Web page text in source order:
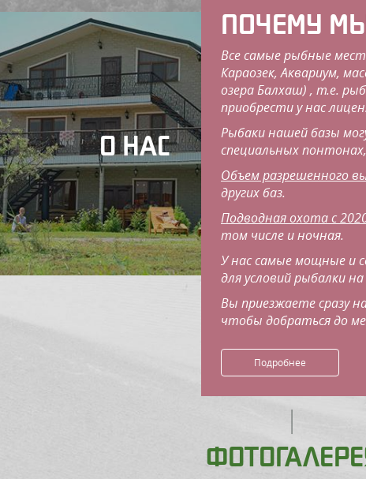
О НАС
ПОЧЕМУ
Все самые рыбные
Караозек, Аквариум,
озера Балхаш) , т.е.
приобрести у нас
Рыбаки нашей базы
специальных
Объем разрешенного
других баз.
Подводная охота с
том числе и ночная.
У нас самые мощные и
для условий рыбалки
Вы приезжаете сразу
чтобы добраться до
Подробнее